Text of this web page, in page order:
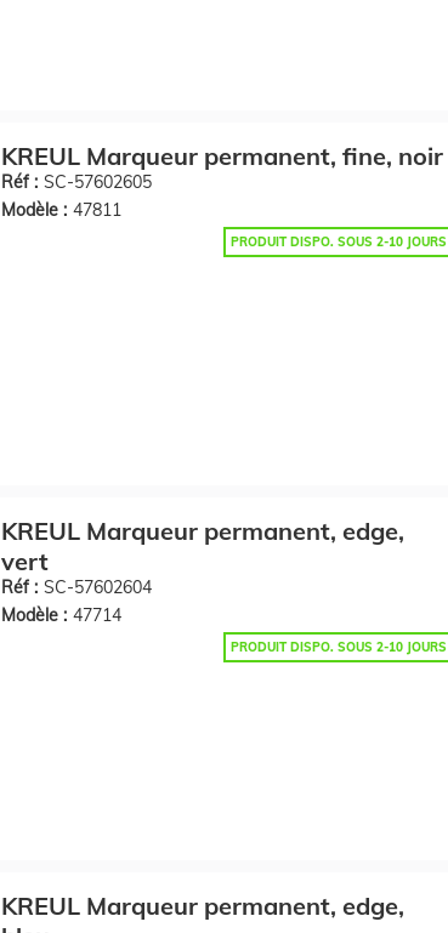
KREUL Marqueur permanent, fine, noir
Réf : SC-57602605
Modèle : 47811
PRODUIT DISPO. SOUS 2-10 JOURS
KREUL Marqueur permanent, edge,
vert
Réf : SC-57602604
Modèle : 47714
PRODUIT DISPO. SOUS 2-10 JOURS
KREUL Marqueur permanent, edge,